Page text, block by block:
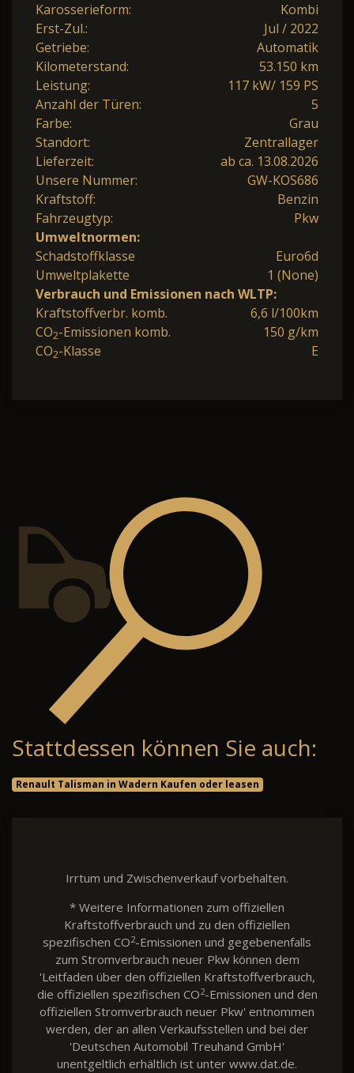
Karosserieform:
Kombi
Erst-Zul.:
Jul / 2022
Getriebe:
Automatik
Kilometerstand:
53.150 km
Leistung:
117 kW/ 159 PS
Anzahl der Türen:
5
Farbe:
Grau
Standort:
Zentrallager
Lieferzeit:
ab ca. 13.08.2026
Unsere Nummer:
GW-KOS686
Kraftstoff:
Benzin
Fahrzeugtyp:
Pkw
Umweltnormen:
Schadstoffklasse
Euro6d
Umweltplakette
1 (None)
Verbrauch und Emissionen nach WLTP:
Kraftstoffverbr. komb.
6,6 l/100km
CO2-Emissionen komb.
150 g/km
CO2-Klasse E
Stattdessen können Sie auch:
Renault Talisman in Wadern Kaufen oder leasen
Irrtum und Zwischenverkauf vorbehalten.
* Weitere Informationen zum offiziellen
Kraftstoffverbrauch und zu den offiziellen
spezifischen CO2-Emissionen und gegebenenfalls
zum Stromverbrauch neuer Pkw können dem
'Leitfaden über den offiziellen Kraftstoffverbrauch,
die offiziellen spezifischen CO2-Emissionen und den
offiziellen Stromverbrauch neuer Pkw' entnommen
werden, der an allen Verkaufsstellen und bei der
'Deutschen Automobil Treuhand GmbH'
unentgeltlich erhältlich ist unter www.dat.de.